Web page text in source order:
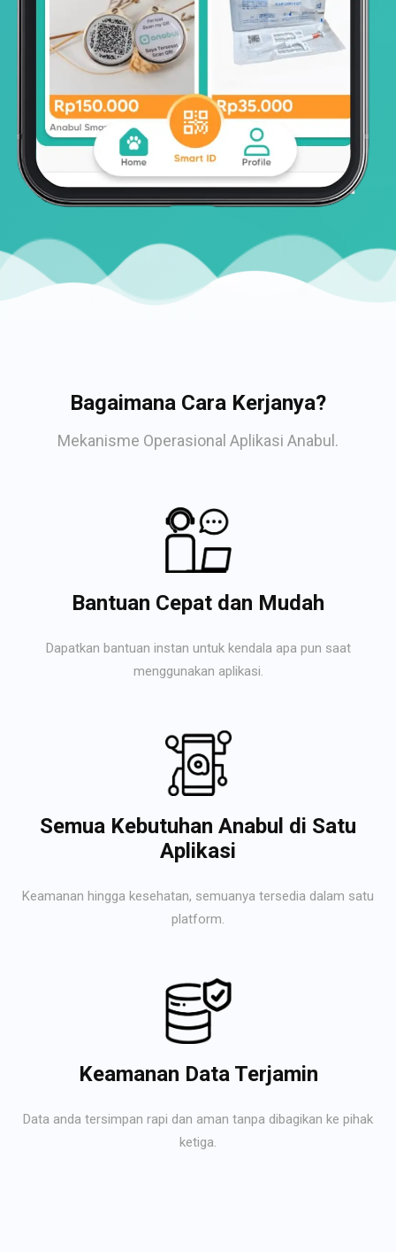
Bagaimana Cara Kerjanya?
Mekanisme Operasional Aplikasi Anabul.
Bantuan Cepat dan Mudah
Dapatkan bantuan instan untuk kendala apa pun saat
menggunakan aplikasi.
Semua Kebutuhan Anabul di Satu
Aplikasi
Keamanan hingga kesehatan, semuanya tersedia dalam satu
platform.
Keamanan Data Terjamin
Data anda tersimpan rapi dan aman tanpa dibagikan ke pihak
ketiga.